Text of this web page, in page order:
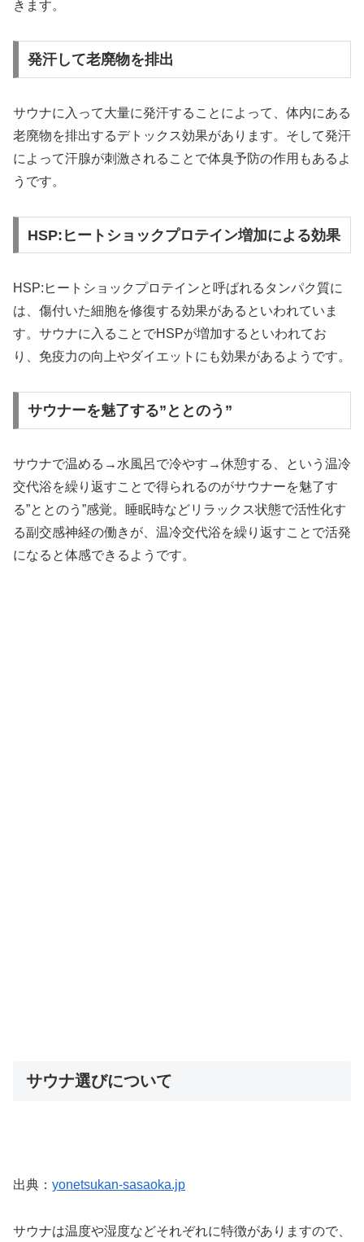
きます。
発汗して老廃物を排出
サウナに入って大量に発汗することによって、体内にある
老廃物を排出するデトックス効果があります。そして発汗
によって汗腺が刺激されることで体臭予防の作用もあるよ
うです。
HSP:ヒートショックプロテイン増加による効果
HSP:ヒートショックプロテインと呼ばれるタンパク質に
は、傷付いた細胞を修復する効果があるといわれていま
す。サウナに入ることでHSPが増加するといわれてお
り、免疫力の向上やダイエットにも効果があるようです。
サウナーを魅了する”ととのう”
サウナで温める→水風呂で冷やす→休憩する、という温冷
交代浴を繰り返すことで得られるのがサウナーを魅了す
る”ととのう”感覚。睡眠時などリラックス状態で活性化す
る副交感神経の働きが、温冷交代浴を繰り返すことで活発
になると体感できるようです。
サウナ選びについて
出典： yonetsukan-sasaoka.jp
サウナは温度や湿度などそれぞれに特徴がありますので、